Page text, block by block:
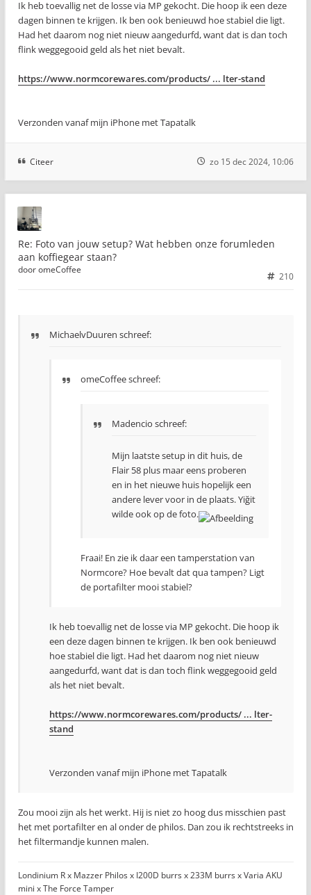
Ik heb toevallig net de losse via MP gekocht. Die hoop ik een deze
dagen binnen te krijgen. Ik ben ook benieuwd hoe stabiel die ligt.
Had het daarom nog niet nieuw aangedurfd, want dat is dan toch
flink weggegooid geld als het niet bevalt.
https://www.normcorewares.com/products/ ... lter-stand
Verzonden vanaf mijn iPhone met Tapatalk
Citeer zo 15 dec 2024, 10:06
Re: Foto van jouw setup? Wat hebben onze forumleden
aan koffiegear staan?
210
dooromeCoffee
MichaelvDuuren schreef:
omeCoffee schreef:
Madencio schreef:
Mijn laatste setup in dit huis, de
Flair 58 plus maar eens proberen
en in het nieuwe huis hopelijk een
andere lever voor in de plaats. Yiğit
wilde ook op de foto.
Fraai! En zie ik daar een tamperstation van
Normcore? Hoe bevalt dat qua tampen? Ligt
de portafilter mooi stabiel?
Ik heb toevallig net de losse via MP gekocht. Die hoop ik
een deze dagen binnen te krijgen. Ik ben ook benieuwd
hoe stabiel die ligt. Had het daarom nog niet nieuw
aangedurfd, want dat is dan toch flink weggegooid geld
als het niet bevalt.
https://www.normcorewares.com/products/ ... lter-
stand
Verzonden vanaf mijn iPhone met Tapatalk
Zou mooi zijn als het werkt. Hij is niet zo hoog dus misschien past
het met portafilter en al onder de philos. Dan zou ik rechtstreeks in
het filtermandje kunnen malen.
Londinium R x Mazzer Philos x I200D burrs x 233M burrs x Varia AKU
mini x The Force Tamper